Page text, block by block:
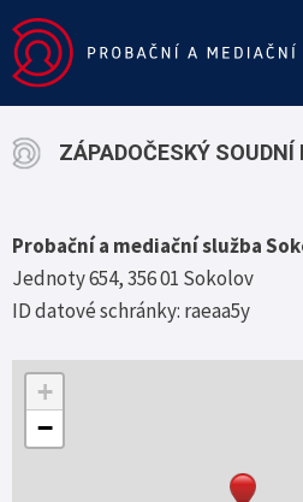
ZÁPADOČESKÝ SOUDNÍ
Probační a mediační služba
Jednoty 654, 356 01 Sokolov
ID datové schránky: raeaa5y
+
−